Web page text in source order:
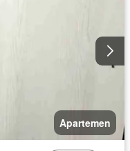
Apartemen